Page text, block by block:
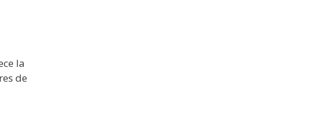
la
de